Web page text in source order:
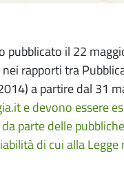
il 22
rapporti tra
a partire dal 31
e devono essere
parte delle
di cui alla